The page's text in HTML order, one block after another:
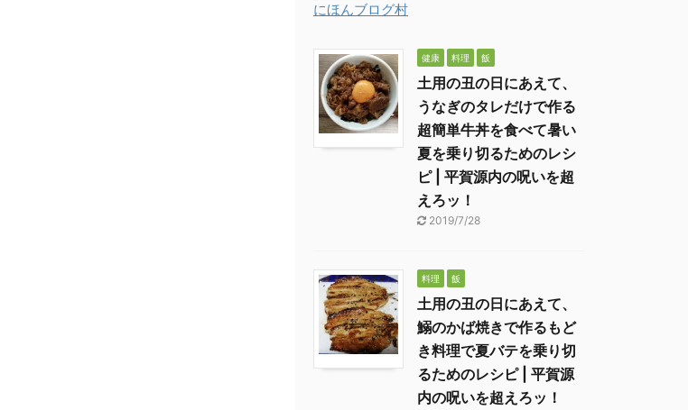
にほんブログ村
健康 料理 飯
土用の丑の日にあえて、
うなぎのタレだけで作る
超簡単牛丼を食べて暑い
夏を乗り切るためのレシ
ピ | 平賀源内の呪いを超
えろッ！
2019/7/28
料理 飯
土用の丑の日にあえて、
鰯のかば焼きで作るもど
き料理で夏バテを乗り切
るためのレシピ | 平賀源
内の呪いを超えろッ！